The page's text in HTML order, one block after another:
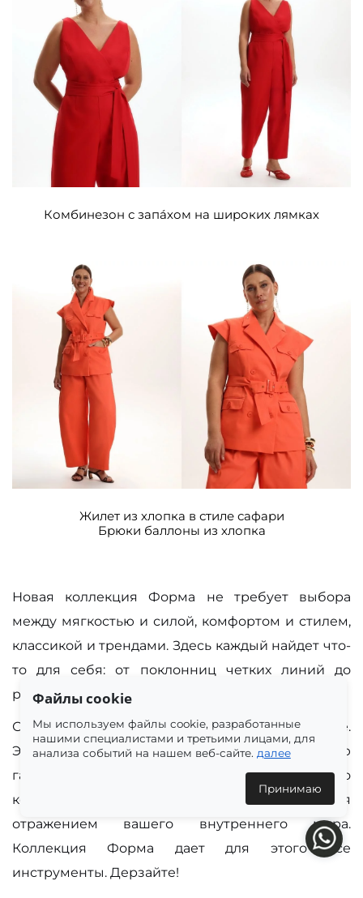
Комбинезон с запáхом на широких лямках
Жилет из хлопка в стиле сафари
Брюки баллоны из хлопка
Новая коллекция Форма не требует выбора
между мягкостью и силой, комфортом и стилем,
классикой и трендами. Здесь каждый найдет что-
то для себя: от поклонниц четких линий до
романтиков, ценящих цветочные мотивы.
Секрет идеального образа — в балансе.
Экспериментируйте, сочетайте, ищите свою
гармонию. И помните: настоящий стиль — это
когда одежда не просто украшает, а становится
отражением вашего внутреннего мира.
Коллекция Форма дает для этого все
инструменты. Дерзайте!
Файлы cookie
Мы используем файлы cookie, разработанные
нашими специалистами и третьими лицами, для
анализа событий на нашем веб-сайте. далее
Принимаю